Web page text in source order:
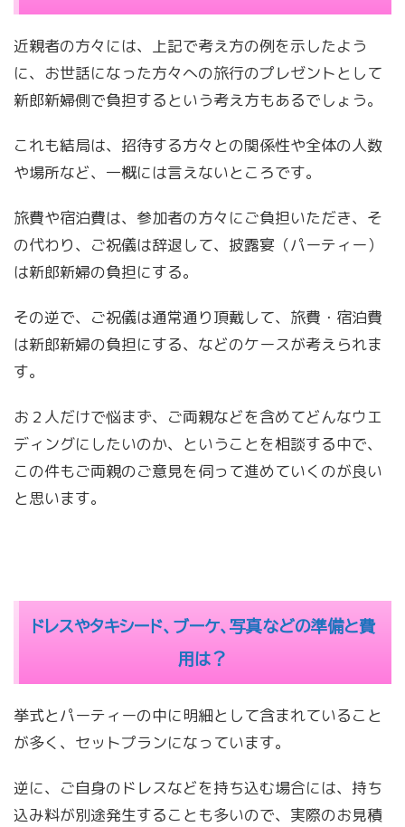
近親者の方々には、上記で考え方の例を示したよう
に、お世話になった方々への旅行のプレゼントとして
新郎新婦側で負担するという考え方もあるでしょう。
これも結局は、招待する方々との関係性や全体の人数
や場所など、一概には言えないところです。
旅費や宿泊費は、参加者の方々にご負担いただき、そ
の代わり、ご祝儀は辞退して、披露宴（パーティー）
は新郎新婦の負担にする。
その逆で、ご祝儀は通常通り頂戴して、旅費・宿泊費
は新郎新婦の負担にする、などのケースが考えられま
す。
お２人だけで悩まず、ご両親などを含めてどんなウエ
ディングにしたいのか、ということを相談する中で、
この件もご両親のご意見を伺って進めていくのが良い
と思います。
ドレスやタキシード、ブーケ、写真などの準備と費
用は？
挙式とパーティーの中に明細として含まれていること
が多く、セットプランになっています。
逆に、ご自身のドレスなどを持ち込む場合には、持ち
込み料が別途発生することも多いので、実際のお見積